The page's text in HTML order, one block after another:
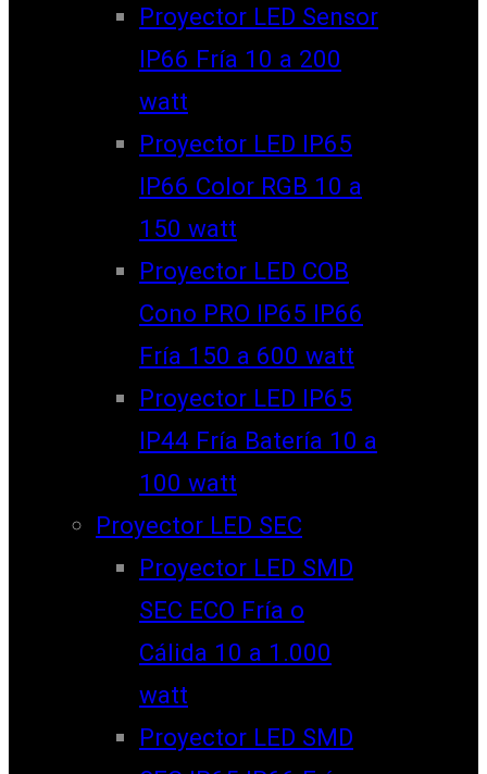
Proyector LED Sensor
IP66 Fría 10 a 200
watt
Proyector LED IP65
IP66 Color RGB 10 a
150 watt
Proyector LED COB
Cono PRO IP65 IP66
Fría 150 a 600 watt
Proyector LED IP65
IP44 Fría Batería 10 a
100 watt
Proyector LED SEC
Proyector LED SMD
SEC ECO Fría o
Cálida 10 a 1.000
watt
Proyector LED SMD